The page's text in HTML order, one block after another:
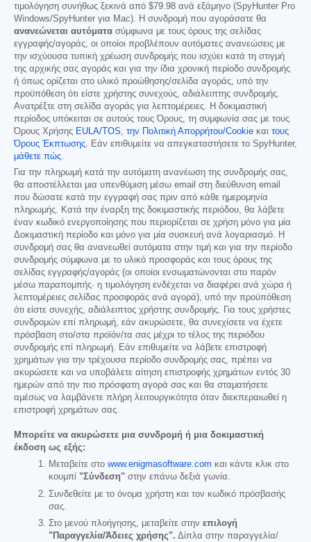
τιμολόγηση συνήθως ξεκινά από $79.98 ανά εξάμηνο (SpyHunter Pro
Windows/SpyHunter για Mac). Η συνδρομή που αγοράσατε θα
ανανεώνεται αυτόματα σύμφωνα με τους όρους της σελίδας
εγγραφής/αγοράς, οι οποίοι προβλέπουν αυτόματες ανανεώσεις με
την ισχύουσα τυπική χρέωση συνδρομής που ισχύει κατά τη στιγμή
της αρχικής σας αγοράς και για την ίδια χρονική περίοδο συνδρομής
ή όπως ορίζεται στο υλικό προώθησης/σελίδα αγοράς, υπό την
προϋπόθεση ότι είστε χρήστης συνεχούς, αδιάλειπτης συνδρομής.
Ανατρέξτε στη σελίδα αγοράς για λεπτομέρειες. Η δοκιμαστική
περίοδος υπόκειται σε αυτούς τους Όρους, τη συμφωνία σας με τους
Όρους Χρήσης EULA/TOS, την Πολιτική Απορρήτου/Cookie και τους
Όρους Έκπτωσης. Εάν επιθυμείτε να απεγκαταστήσετε το SpyHunter,
μάθετε πώς.
Για την πληρωμή κατά την αυτόματη ανανέωση της συνδρομής σας,
θα αποστέλλεται μια υπενθύμιση μέσω email στη διεύθυνση email
που δώσατε κατά την εγγραφή σας πριν από κάθε ημερομηνία
πληρωμής. Κατά την έναρξη της δοκιμαστικής περιόδου, θα λάβετε
έναν κωδικό ενεργοποίησης που περιορίζεται σε χρήση μόνο για μία
Δοκιμαστική περίοδο και μόνο για μία συσκευή ανά λογαριασμό. Η
συνδρομή σας θα ανανεωθεί αυτόματα στην τιμή και για την περίοδο
συνδρομής σύμφωνα με το υλικό προσφοράς και τους όρους της
σελίδας εγγραφής/αγοράς (οι οποίοι ενσωματώνονται στο παρόν
μέσω παραπομπής· η τιμολόγηση ενδέχεται να διαφέρει ανά χώρα ή
λεπτομέρειες σελίδας προσφοράς ανά αγορά), υπό την προϋπόθεση
ότι είστε συνεχής, αδιάλειπτος χρήστης συνδρομής. Για τους χρήστες
συνδρομών επί πληρωμή, εάν ακυρώσετε, θα συνεχίσετε να έχετε
πρόσβαση στο/στα προϊόν/τα σας μέχρι το τέλος της περιόδου
συνδρομής επί πληρωμή. Εάν επιθυμείτε να λάβετε επιστροφή
χρημάτων για την τρέχουσα περίοδο συνδρομής σας, πρέπει να
ακυρώσετε και να υποβάλετε αίτηση επιστροφής χρημάτων εντός 30
ημερών από την πιο πρόσφατη αγορά σας και θα σταματήσετε
αμέσως να λαμβάνετε πλήρη λειτουργικότητα όταν διεκπεραιωθεί η
επιστροφή χρημάτων σας.
Μπορείτε να ακυρώσετε μια συνδρομή ή μια δοκιμαστική
έκδοση ως εξής:
Μεταβείτε στο www.enigmasoftware.com και κάντε κλικ στο
κουμπί "Σύνδεση" στην επάνω δεξιά γωνία.
Συνδεθείτε με το όνομα χρήστη και τον κωδικό πρόσβασής
σας.
Στο μενού πλοήγησης, μεταβείτε στην επιλογή
"Παραγγελία/Άδειες χρήσης". Δίπλα στην παραγγελία/